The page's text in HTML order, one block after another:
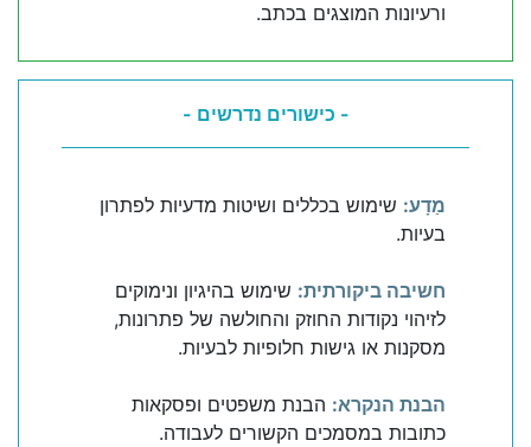
ורעיונות המוצגים בכתב.
- כישורים נדרשים -
מַדָע: שימוש בכללים ושיטות מדעיות לפתרון
בעיות.
חשיבה ביקורתית: שימוש בהיגיון ונימוקים
לזיהוי נקודות החוזק והחולשה של פתרונות,
מסקנות או גישות חלופיות לבעיות.
הבנת הנקרא: הבנת משפטים ופסקאות
כתובות במסמכים הקשורים לעבודה.